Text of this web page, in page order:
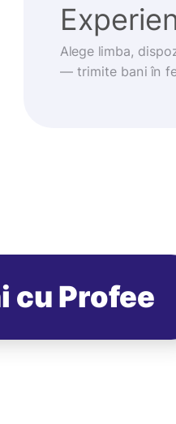
Alege limba,
— trimite bani în
cu Profee